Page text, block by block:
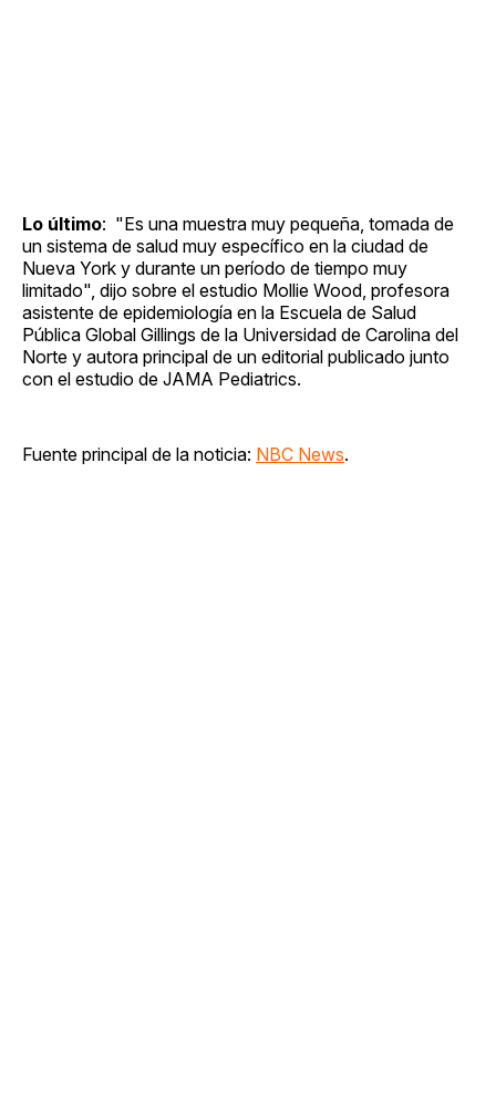
Lo último: "Es una muestra muy pequeña, tomada de
un sistema de salud muy específico en la ciudad de
Nueva York y durante un período de tiempo muy
limitado", dijo sobre el estudio Mollie Wood, profesora
asistente de epidemiología en la Escuela de Salud
Pública Global Gillings de la Universidad de Carolina del
Norte y autora principal de un editorial publicado junto
con el estudio de JAMA Pediatrics.
Fuente principal de la noticia: NBC News.